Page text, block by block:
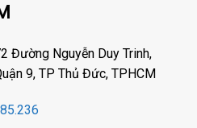
Đường Nguyễn Duy Trinh,
9, TP Thủ Đức, TPHCM